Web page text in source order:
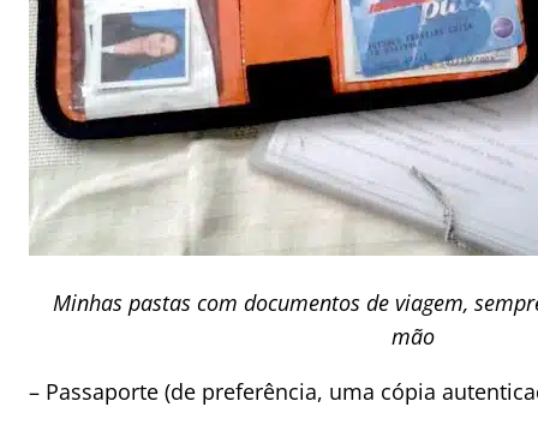
Minhas pastas com documentos de viagem,
mão
– Passaporte (de preferência, uma cópia